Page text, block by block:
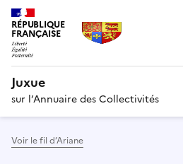
RÉPUBLIQUE
FRANÇAISE
Juxue
sur l’Annuaire des Collectivités
Voir le fil d’Ariane